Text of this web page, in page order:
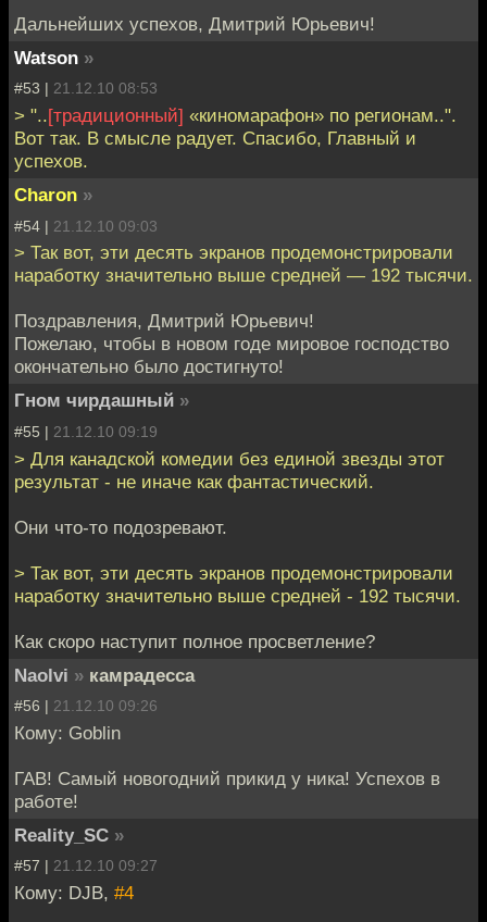
Дальнейших успехов, Дмитрий Юрьевич!
Watson »
#53 | 21.12.10 08:53
> "..[традиционный] «киномарафон» по регионам..".
Вот так. В смысле радует. Спасибо, Главный и
успехов.
Charon »
#54 | 21.12.10 09:03
> Так вот, эти десять экранов продемонстрировали
наработку значительно выше средней — 192 тысячи.
Поздравления, Дмитрий Юрьевич!
Пожелаю, чтобы в новом годе мировое господство
окончательно было достигнуто!
Гном чирдашный »
#55 | 21.12.10 09:19
> Для канадской комедии без единой звезды этот
результат - не иначе как фантастический.
Они что-то подозревают.
> Так вот, эти десять экранов продемонстрировали
наработку значительно выше средней - 192 тысячи.
Как скоро наступит полное просветление?
Naolvi » камрадесса
#56 | 21.12.10 09:26
Кому: Goblin
ГАВ! Самый новогодний прикид у ника! Успехов в
работе!
Reality_SC »
#57 | 21.12.10 09:27
Кому: DJB, #4